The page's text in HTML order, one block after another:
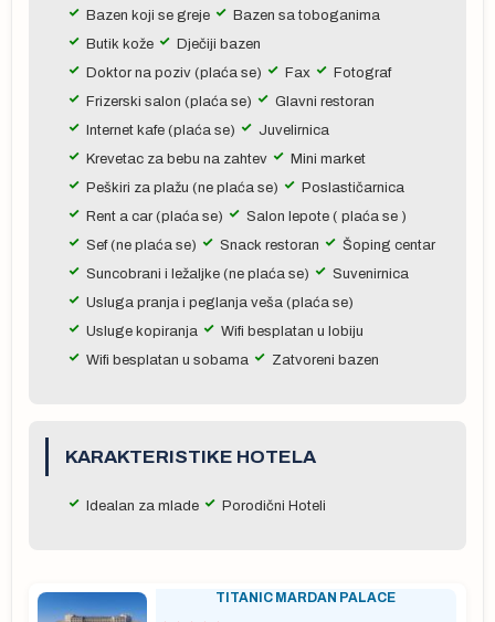
Bazen koji se greje
Bazen sa toboganima
Butik kože
Dječiji bazen
Doktor na poziv (plaća se)
Fax
Fotograf
Frizerski salon (plaća se)
Glavni restoran
Internet kafe (plaća se)
Juvelirnica
Krevetac za bebu na zahtev
Mini market
Peškiri za plažu (ne plaća se)
Poslastičarnica
Rent a car (plaća se)
Salon lepote ( plaća se )
Sef (ne plaća se)
Snack restoran
Šoping centar
Suncobrani i ležaljke (ne plaća se)
Suvenirnica
Usluga pranja i peglanja veša (plaća se)
Usluge kopiranja
Wifi besplatan u lobiju
Wifi besplatan u sobama
Zatvoreni bazen
KARAKTERISTIKE HOTELA
Idealan za mlade Porodični Hoteli
TITANIC MARDAN PALACE